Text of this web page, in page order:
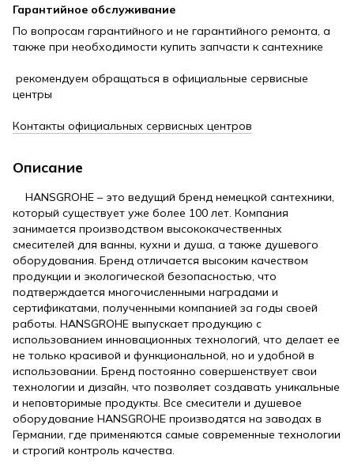
Гарантийное обслуживание
По вопросам гарантийного и не гарантийного ремонта, а
также при необходимости купить запчасти к сантехнике
рекомендуем обращаться в официальные сервисные
центры
Контакты официальных сервисных центров
Описание
HANSGROHE – это ведущий бренд немецкой сантехники,
который существует уже более 100 лет. Компания
занимается производством высококачественных
смесителей для ванны, кухни и душа, а также душевого
оборудования. Бренд отличается высоким качеством
продукции и экологической безопасностью, что
подтверждается многочисленными наградами и
сертификатами, полученными компанией за годы своей
работы. HANSGROHE выпускает продукцию с
использованием инновационных технологий, что делает ее
не только красивой и функциональной, но и удобной в
использовании. Бренд постоянно совершенствует свои
технологии и дизайн, что позволяет создавать уникальные
и неповторимые продукты. Все смесители и душевое
оборудование HANSGROHE производятся на заводах в
Германии, где применяются самые современные технологии
и строгий контроль качества.